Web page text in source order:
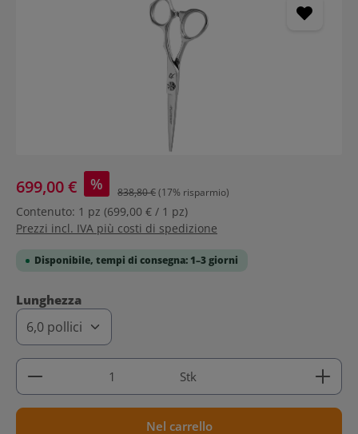
699,00 € % 838,80 €(17% risparmio)
Contenuto: 1 pz (699,00 € / 1 pz)
Prezzi incl. IVA più costi di spedizione
Disponibile, tempi di consegna: 1–3 giorni
Seleziona
Lunghezza
Quantità del prodotto: inserisci la quantità
Stk
Nel carrello